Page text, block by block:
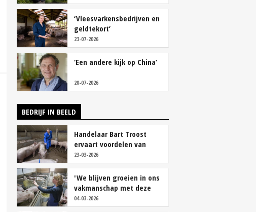
‘Vleesvarkensbedrijven en
geldtekort’
23-07-2026
‘Een andere kijk op China’
20-07-2026
BEDRIJF IN BEELD
Handelaar Bart Troost
ervaart voordelen van
coöperatieve voerfusie
23-03-2026
'We blijven groeien in ons
vakmanschap met deze
teamaanpak'
04-03-2026